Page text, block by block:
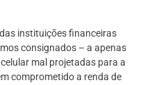
instituições financeiras
consignados – a apenas
mal projetadas para a
comprometido a renda de